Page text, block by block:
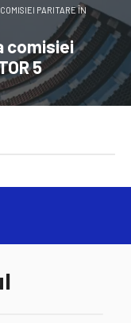
PARITARE ÎN
comisiei
5